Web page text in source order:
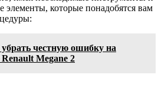
элементы, которые понадобятся вам
честную ошибку на
Megane 2